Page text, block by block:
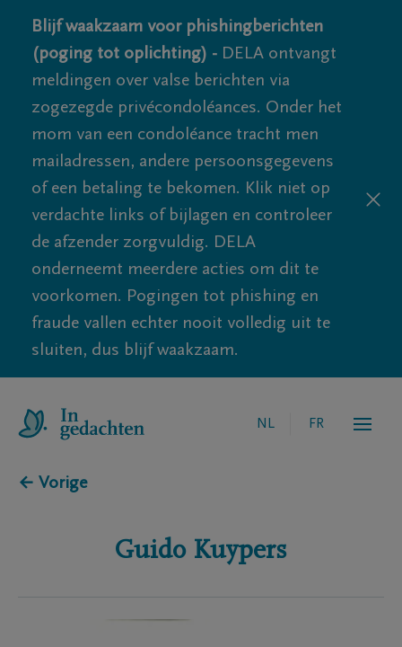
Blijf waakzaam voor phishingberichten
(poging tot oplichting) - DELA ontvangt
meldingen over valse berichten via
zogezegde privécondoléances. Onder het
mom van een condoléance tracht men
mailadressen, andere persoonsgegevens
of een betaling te bekomen. Klik niet op
verdachte links of bijlagen en controleer
de afzender zorgvuldig. DELA
onderneemt meerdere acties om dit te
voorkomen. Pogingen tot phishing en
fraude vallen echter nooit volledig uit te
sluiten, dus blijf waakzaam.
NL FR
← Vorige
Guido Kuypers